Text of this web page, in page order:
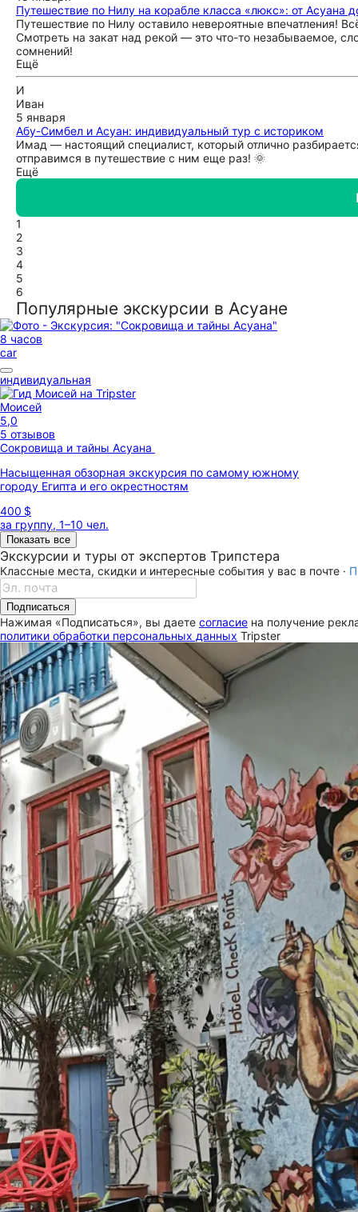
Путешествие по Нилу на корабле класса «люкс»: от Асуана
Путешествие по Нилу оставило невероятные впечатления!
Смотреть на закат над рекой — это что-то незабываемое,
сомнений!
Ещё
И
Иван
5 января
Абу-Симбел и Асуан: индивидуальный тур с историком
Имад — настоящий специалист, который отлично
отправимся в путешествие с ним еще раз! 🌞
Ещё
1
2
3
4
5
6
Популярные экскурсии в Асуане
8 часов
car
индивидуальная
Моисей
5,0
5 отзывов
Сокровища и тайны Асуана
Насыщенная обзорная экскурсия по самому южному
городу Египта и его окрестностям
400 $
за группу, 1–10 чел.
Показать все
Экскурсии и туры от экспертов Трипстера
Классные места, скидки и интересные события у вас в почте ·
Подписаться
Нажимая «Подписаться», вы даете согласие на получение
политики обработки персональных данных Tripster